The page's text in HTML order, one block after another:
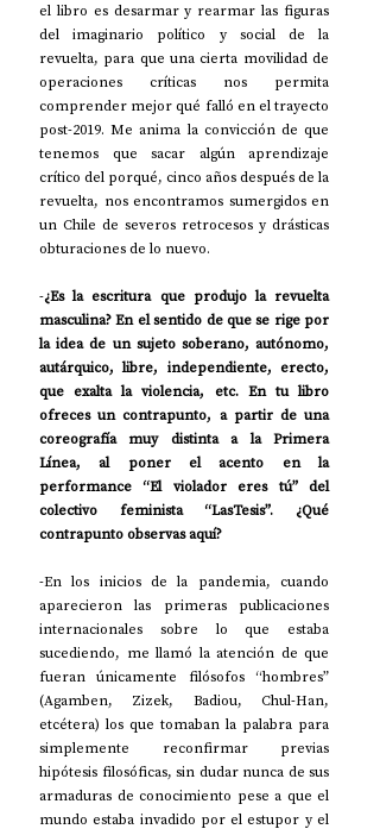
el libro es desarmar y rearmar las figuras
del imaginario político y social de la
revuelta, para que una cierta movilidad de
operaciones críticas nos permita
comprender mejor qué falló en el trayecto
post-2019. Me anima la convicción de que
tenemos que sacar algún aprendizaje
crítico del porqué, cinco años después de la
revuelta, nos encontramos sumergidos en
un Chile de severos retrocesos y drásticas
obturaciones de lo nuevo.
-¿Es la escritura que produjo la revuelta
masculina? En el sentido de que se rige por
la idea de un sujeto soberano, autónomo,
autárquico, libre, independiente, erecto,
que exalta la violencia, etc. En tu libro
ofreces un contrapunto, a partir de una
coreografía muy distinta a la Primera
Línea, al poner el acento en la
performance “El violador eres tú” del
colectivo feminista “LasTesis”. ¿Qué
contrapunto observas aquí?
-En los inicios de la pandemia, cuando
aparecieron las primeras publicaciones
internacionales sobre lo que estaba
sucediendo, me llamó la atención de que
fueran únicamente filósofos “hombres”
(Agamben, Zizek, Badiou, Chul-Han,
etcétera) los que tomaban la palabra para
simplemente reconfirmar previas
hipótesis filosóficas, sin dudar nunca de sus
armaduras de conocimiento pese a que el
mundo estaba invadido por el estupor y el